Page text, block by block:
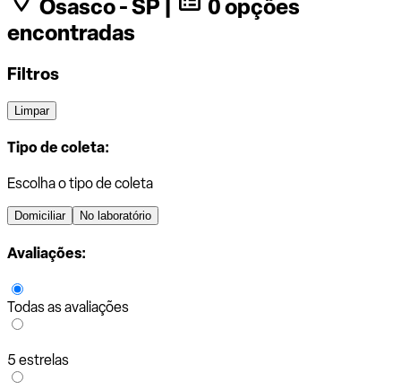
Osasco - SP |
0 opções
encontradas
Filtros
Limpar
Tipo de coleta:
Escolha o tipo de coleta
Domiciliar No laboratório
Avaliações:
Todas as avaliações
5 estrelas